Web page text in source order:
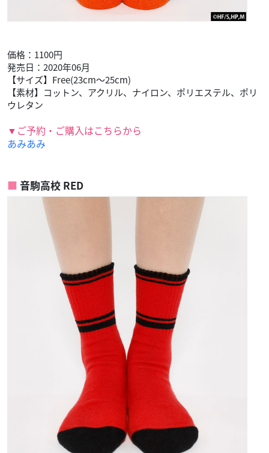
価格：1100円
発売日：2020年06月
【サイズ】Free(23cm～25cm)
【素材】コットン、アクリル、ナイロン、ポリエステル、ポリ
ウレタン
▼ご予約・ご購入はこちらから
あみあみ
音駒高校 RED